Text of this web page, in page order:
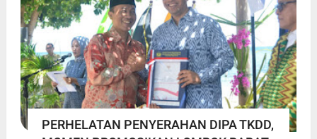
PERHELATAN PENYERAHAN DIPA TKDD,